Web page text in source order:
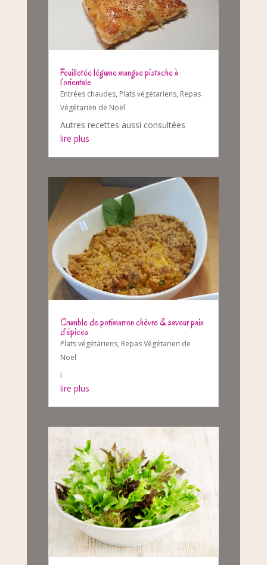
Feuilletée légume mangue pistache à
l’orientale
Entrées chaudes, Plats végétariens, Repas
Végétarien de Noël
Autres recettes aussi consultées
lire plus
Crumble de potimarron chèvre & saveur pain
d’épices
Plats végétariens, Repas Végétarien de
Noël
i
lire plus